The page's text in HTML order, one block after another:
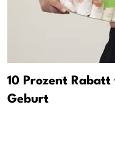
10 Prozent
Geburt